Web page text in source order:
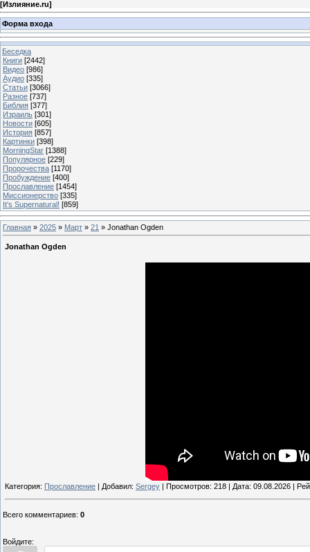
[Излияние.ru]
Форма входа
Беседка
Книги [2442]
Видео [986]
Аудио [335]
Статьи [3066]
Разное [737]
Библия [377]
Израиль [301]
Новости [605]
История [857]
Картинки [398]
MorningStar [1388]
Популярное [229]
Пророчества [1170]
Пробуждение [400]
Прославление [1454]
Миссионерство [335]
It's Supernatural! [859]
Главная » 2025 » Март » 21 » Jonathan Ogden
Jonathan Ogden
Категория: Прославление | Добавил: Sergey | Просмотров: 218 | Дата: 09.08.2026 |
Всего комментариев: 0
Войдите: